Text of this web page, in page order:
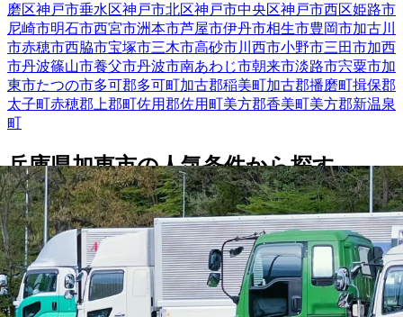
磨区神戸市垂水区神戸市北区神戸市中央区神戸市西区姫路市
尼崎市明石市西宮市洲本市芦屋市伊丹市相生市豊岡市加古川
市赤穂市西脇市宝塚市三木市高砂市川西市小野市三田市加西
市丹波篠山市養父市丹波市南あわじ市朝来市淡路市宍粟市加
東市たつの市多可郡多可町加古郡稲美町加古郡播磨町揖保郡
太子町赤穂郡上郡町佐用郡佐用町美方郡香美町美方郡新温泉
町
兵庫県加東市の人気条件から探す
トラック正社員中型トラック・中型免許大型トラック・大型
免許
【関西】他の都道府県から探す
滋賀県京都府大阪府 和歌山県奈良県